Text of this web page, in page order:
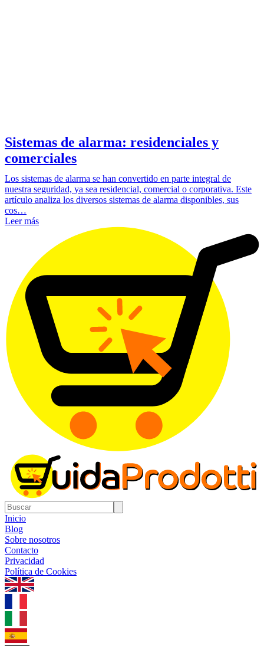
Sistemas de alarma: residenciales y
comerciales
Los sistemas de alarma se han convertido en parte integral de
nuestra seguridad, ya sea residencial, comercial o corporativa. Este
artículo analiza los diversos sistemas de alarma disponibles, sus
cos…
Leer más
Inicio
Blog
Sobre nosotros
Contacto
Privacidad
Política de Cookies